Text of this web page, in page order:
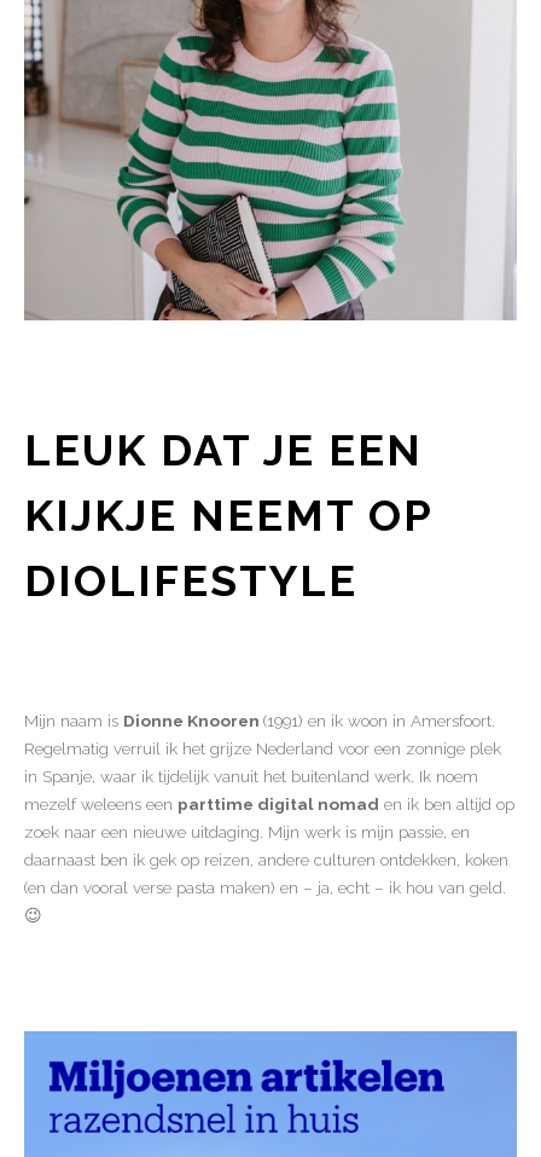
LEUK DAT JE EEN
KIJKJE NEEMT OP
DIOLIFESTYLE
Mijn naam is Dionne Knooren (1991) en ik woon in Amersfoort.
Regelmatig verruil ik het grijze Nederland voor een zonnige plek
in Spanje, waar ik tijdelijk vanuit het buitenland werk. Ik noem
mezelf weleens een parttime digital nomad en ik ben altijd op
zoek naar een nieuwe uitdaging. Mijn werk is mijn passie, en
daarnaast ben ik gek op reizen, andere culturen ontdekken, koken
(en dan vooral verse pasta maken) en – ja, echt – ik hou van geld.
😉